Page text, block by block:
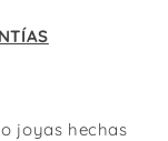
joyas hechas